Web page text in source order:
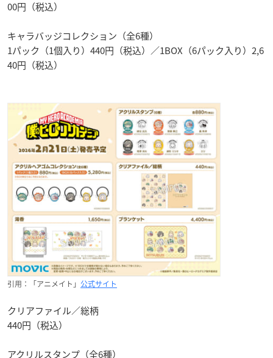
00円（税込）
キャラバッジコレクション（全6種）
1パック（1個入り）440円（税込）／1BOX（6パック入り）2,6
40円（税込）
引用：「アニメイト」 公式サイト
クリアファイル／総柄
440円（税込）
アクリルスタンプ（全6種）